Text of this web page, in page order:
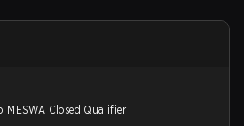
MESWA Closed Qualifier